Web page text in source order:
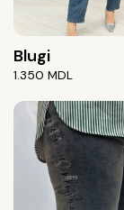
Blugi
1.350 MDL